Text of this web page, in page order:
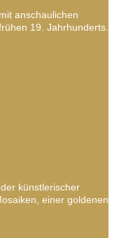
anschaulichen
19. Jahrhunderts.
künstlerischer
einer goldenen